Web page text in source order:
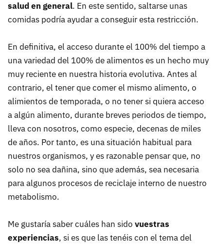
salud en general. En este sentido, saltarse unas
comidas podría ayudar a conseguir esta restricción.
En definitiva, el acceso durante el 100% del tiempo a
una variedad del 100% de alimentos es un hecho muy
muy reciente en nuestra historia evolutiva. Antes al
contrario, el tener que comer el mismo alimento, o
alimientos de temporada, o no tener si quiera acceso
a algún alimento, durante breves periodos de tiempo,
lleva con nosotros, como especie, decenas de miles
de años. Por tanto, es una situación habitual para
nuestros organismos, y es razonable pensar que, no
solo no sea dañina, sino que además, sea necesaria
para algunos procesos de reciclaje interno de nuestro
metabolismo.
Me gustaría saber cuáles han sido vuestras
experiencias, si es que las tenéis con el tema del